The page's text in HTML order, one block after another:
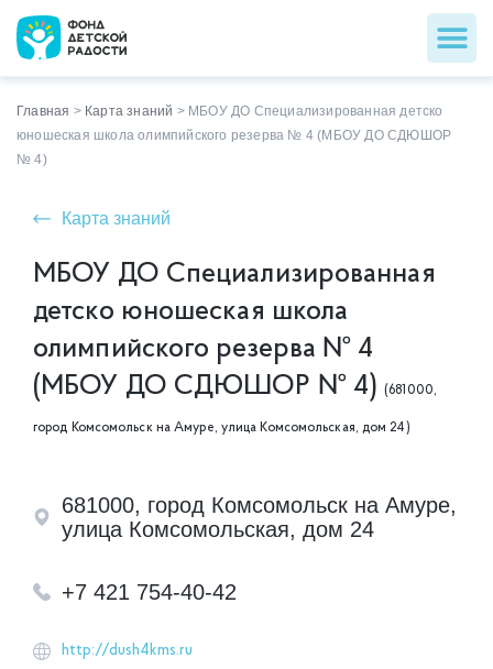
Главная > Карта знаний > МБОУ ДО Специализированная детско
юношеская школа олимпийского резерва № 4 (МБОУ ДО СДЮШОР
№ 4)
Карта знаний
МБОУ ДО Специализированная
детско юношеская школа
олимпийского резерва № 4
(МБОУ ДО СДЮШОР № 4)(681000,
город Комсомольск на Амуре, улица Комсомольская, дом 24)
681000, город Комсомольск на Амуре,
улица Комсомольская, дом 24
+7 421 754-40-42
http://dush4kms.ru